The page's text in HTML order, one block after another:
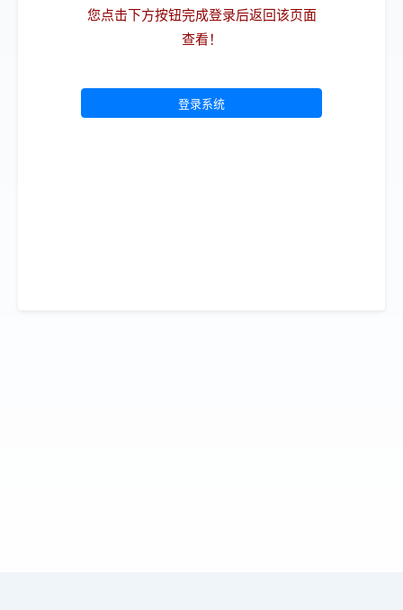
您点击下方按钮完成登录后返回该页面
查看！
登录系统